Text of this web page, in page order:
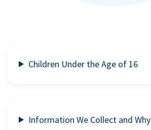
Children Under the Age of 16
Information We Collect and Why